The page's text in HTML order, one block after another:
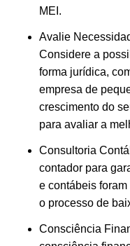
MEI.
Avalie
Considere a
forma jurídica,
empresa de
crescimento do
para avaliar a
Consultoria
contador para
e contábeis
o processo de
Consciência